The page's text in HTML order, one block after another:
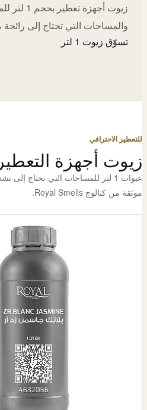
زيوت أجهزة
والمساحات التي تحتاج إلى رائحة
تسوّق زيوت 1 لتر
للتعطير الاحترافي
زيوت أجهزة التعطير 1 لتر
عبوات 1 لتر للمساحات التي تحتاج
موثقة من كتالوج Royal Smells.